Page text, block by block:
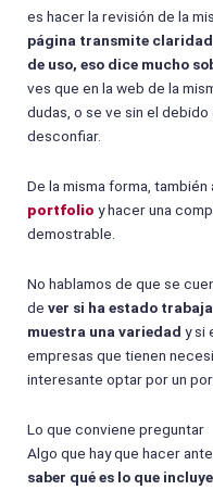
es hacer la revisión de la
página transmite
de uso, eso dice mucho
ves que en la web de la
dudas, o se ve sin el
desconfiar.
De la misma forma,
portfolio y hacer una
demostrable.
No hablamos de que se
de ver si ha estado
muestra una variedad y si
empresas que tienen
interesante optar por un
Lo que conviene preguntar
Algo que hay que hacer
saber qué es lo que